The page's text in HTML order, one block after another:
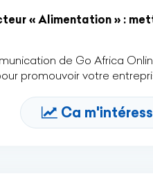
« Alimentation » :
de Go Africa
promouvoir votre
Ca